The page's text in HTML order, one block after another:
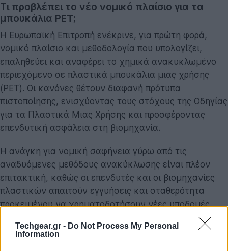
Techgear.gr - Do Not Process My Personal
Information
Τι προβλέπει το νέο νομικό πλαίσιο για τα
μπουκάλια PET;
Η Ευρωπαϊκή Επιτροπή ενέκρινε, για πρώτη φορά,
νομικό πλαίσιο και μεθοδολογία που υπολογίζει,
επαληθεύει και αναφέρει το χημικά ανακυκλωμένο
περιεχόμενο σε πλαστικά μπουκάλια μιας χρήσης
(PET). Οι κανόνες θέτουν διαφανή πρότυπα
πιστοποίησης, ενισχύοντας τους στόχους της Οδηγίας
για τα Πλαστικά Μιας Χρήσης και προσφέροντας
επενδυτική ασφάλεια στη βιομηχανία.
Η ανάγκη για νομική σαφήνεια γύρω από τις
αναδυόμενες μεθόδους ανακύκλωσης είναι πλέον
επιτακτική, καθώς οι επενδυτές και οι βιομηχανίες
πλαστικών απαιτούν εγγυήσεις και σταθερότητα
προκειμένου να χρηματοδοτήσουν νέες υποδομές
μεγάλης κλίμακας. Η Επίτροπος για το Περιβάλλον,
την Ανθεκτικότητα των Υδάτων και την